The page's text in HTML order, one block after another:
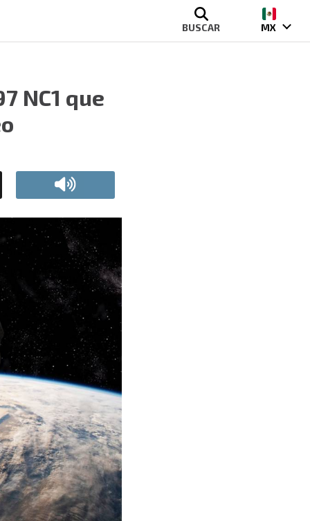
BUSCAR MX
NC1 que